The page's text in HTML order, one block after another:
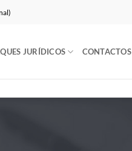
JURÍDICOS CONTACTOS